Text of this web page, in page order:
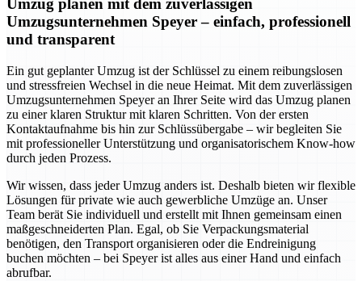
Umzug planen mit dem zuverlässigen
Umzugsunternehmen Speyer – einfach, professionell
und transparent
Ein gut geplanter Umzug ist der Schlüssel zu einem reibungslosen
und stressfreien Wechsel in die neue Heimat. Mit dem zuverlässigen
Umzugsunternehmen Speyer an Ihrer Seite wird das Umzug planen
zu einer klaren Struktur mit klaren Schritten. Von der ersten
Kontaktaufnahme bis hin zur Schlüssübergabe – wir begleiten Sie
mit professioneller Unterstützung und organisatorischem Know-how
durch jeden Prozess.
Wir wissen, dass jeder Umzug anders ist. Deshalb bieten wir flexible
Lösungen für private wie auch gewerbliche Umzüge an. Unser
Team berät Sie individuell und erstellt mit Ihnen gemeinsam einen
maßgeschneiderten Plan. Egal, ob Sie Verpackungsmaterial
benötigen, den Transport organisieren oder die Endreinigung
buchen möchten – bei Speyer ist alles aus einer Hand und einfach
abrufbar.